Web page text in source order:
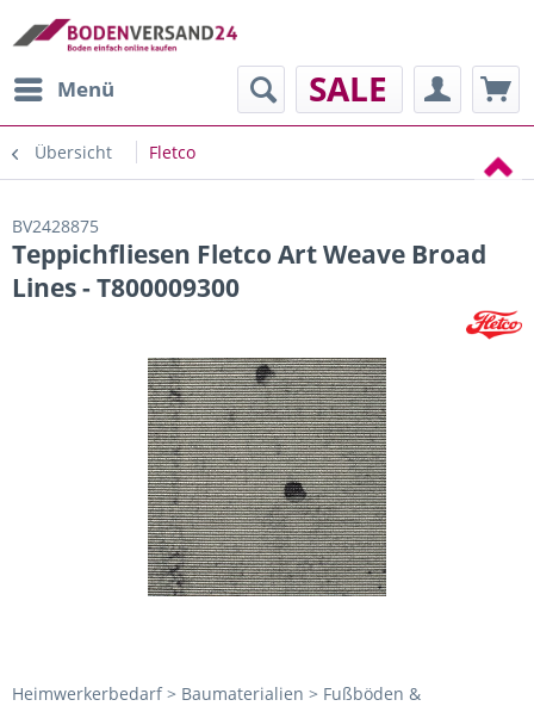
Menü SALE
Übersicht Fletco
BV2428875
Teppichfliesen Fletco Art Weave Broad
Lines - T800009300
Heimwerkerbedarf > Baumaterialien > Fußböden &